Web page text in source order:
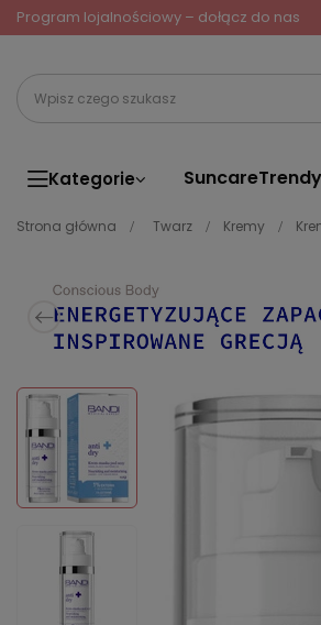
Program lojalnościowy – dołącz do nas
Kategorie SuncareTrendy
Strona główna Twarz Kremy